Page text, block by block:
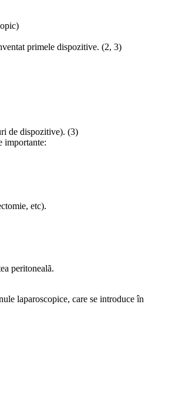
primele dispozitive. (2, 3)
de dispozitive). (3)
importante:
etc).
peritonealã.
laparoscopice, care se introduce în